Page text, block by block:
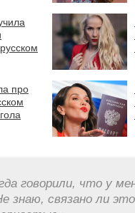
про
говорили, что у
знаю, связано ли